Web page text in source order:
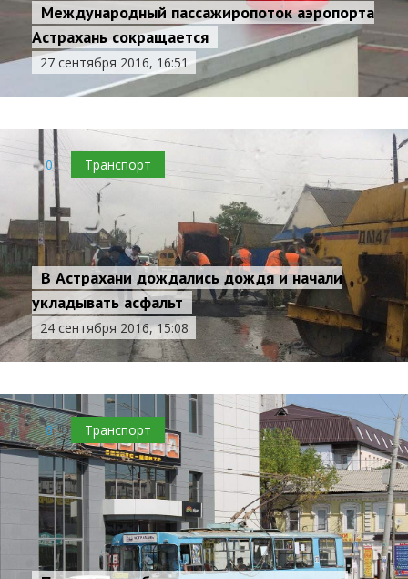
Международный пассажиропоток аэропорта
Астрахань сокращается
27 сентября 2016, 16:51
0 Транспорт
В Астрахани дождались дождя и начали
укладывать асфальт
24 сентября 2016, 15:08
0 Транспорт